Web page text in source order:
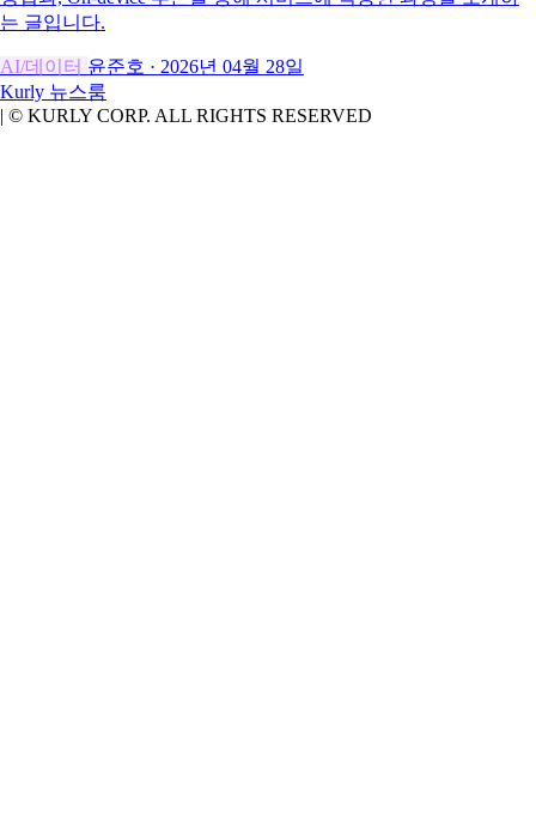
는 글입니다.
AI/데이터 윤준호 · 2026년 04월 28일
Kurly 뉴스룸
| © KURLY CORP. ALL RIGHTS RESERVED